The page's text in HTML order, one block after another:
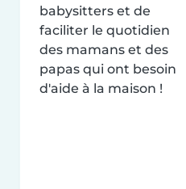
babysitters et de
faciliter le quotidien
des mamans et des
papas qui ont besoin
d'aide à la maison !